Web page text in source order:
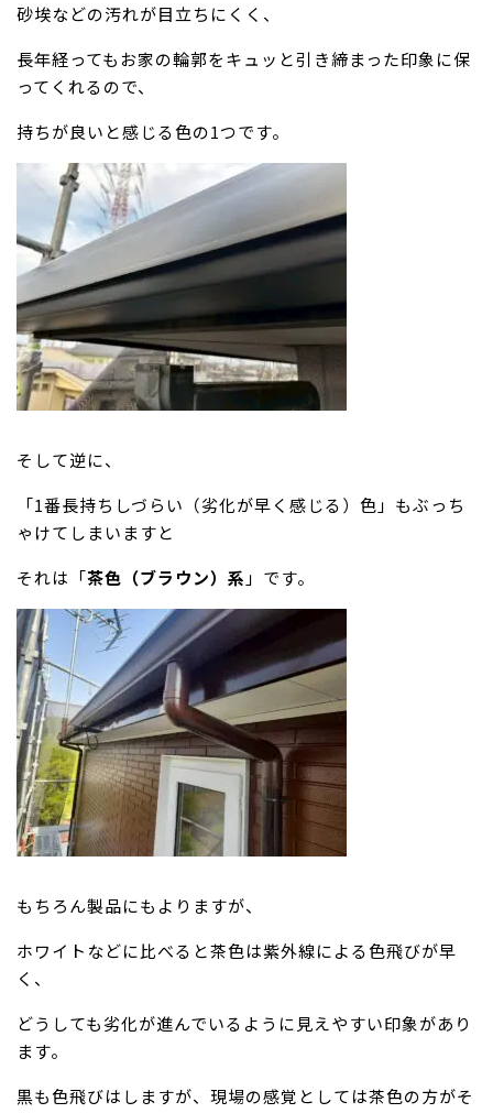
砂埃などの汚れが目立ちにくく、
長年経ってもお家の輪郭をキュッと引き締まった印象に保
ってくれるので、
持ちが良いと感じる色の1つです。
そして逆に、
「1番長持ちしづらい（劣化が早く感じる）色」もぶっち
ゃけてしまいますと
それは「茶色（ブラウン）系 」です。
もちろん製品にもよりますが、
ホワイトなどに比べると茶色は紫外線による色飛びが早
く、
どうしても劣化が進んでいるように見えやすい印象があり
ます。
黒も色飛びはしますが、現場の感覚としては茶色の方がそ